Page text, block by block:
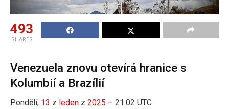
493
SHARES
Venezuela znovu otevírá hranice s
Kolumbií a Brazílií
Pondělí, 13 z leden z 2025 – 21:02 UTC